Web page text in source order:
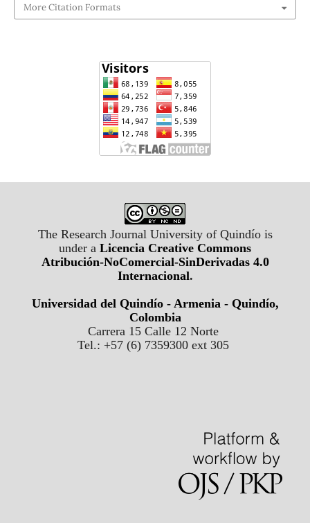
More Citation Formats
The Research Journal University of Quindío is
under a Licencia Creative Commons
Atribución-NoComercial-SinDerivadas 4.0
Internacional.
Universidad del Quindío - Armenia - Quindío,
Colombia
Carrera 15 Calle 12 Norte
Tel.: +57 (6) 7359300 ext 305